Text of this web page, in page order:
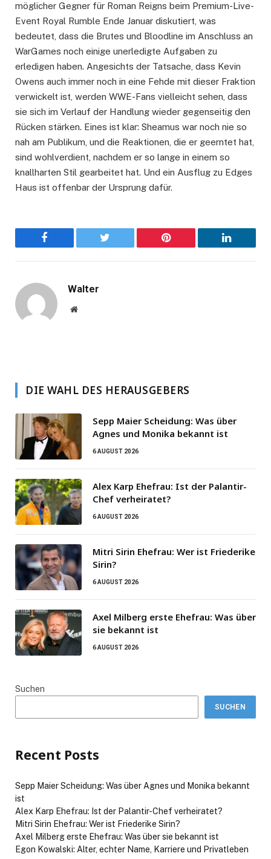
möglicher Gegner für Roman Reigns beim Premium-Live-
Event Royal Rumble Ende Januar diskutiert, was
bedeutet, dass die Brutes und Bloodline im Anschluss an
WarGames noch einige unerledigte Aufgaben zu
erledigen haben. Angesichts der Tatsache, dass Kevin
Owens auch immer noch in eine Fehde mit dieser Fraktion
verwickelt ist, werden WWE-Fans vielleicht sehen, dass
sie sich im Verlauf der Handlung wieder gegenseitig den
Rücken stärken. Eines ist klar: Sheamus war noch nie so
nah am Publikum, und die Reaktionen, die er geerntet hat,
sind wohlverdient, nachdem er so lange in einem so
knallharten Stil gearbeitet hat. Und ein Ausflug zu Edges
Haus ist offenbar der Ursprung dafür.
Facebook Twitter Pinterest LinkedIn
Walter
Website
DIE WAHL DES HERAUSGEBERS
Sepp Maier Scheidung: Was über
Agnes und Monika bekannt ist
6 AUGUST 2026
Alex Karp Ehefrau: Ist der Palantir-
Chef verheiratet?
6 AUGUST 2026
Mitri Sirin Ehefrau: Wer ist Friederike
Sirin?
6 AUGUST 2026
Axel Milberg erste Ehefrau: Was über
sie bekannt ist
6 AUGUST 2026
Suchen
SUCHEN
Recent Posts
Sepp Maier Scheidung: Was über Agnes und Monika bekannt
ist
Alex Karp Ehefrau: Ist der Palantir-Chef verheiratet?
Mitri Sirin Ehefrau: Wer ist Friederike Sirin?
Axel Milberg erste Ehefrau: Was über sie bekannt ist
Egon Kowalski: Alter, echter Name, Karriere und Privatleben